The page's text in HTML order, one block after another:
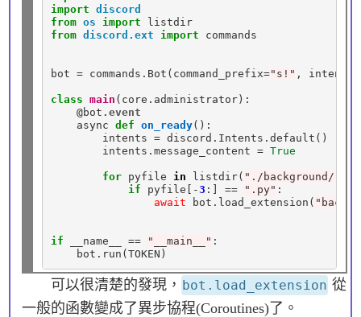
import discord
from os import
listdir
from discord.ext import commands
bot = commands . Bot(command_prefix="s!" , intents
class main (core . administrator):
@bot .event
    async
def on_ready():
        intents
= discord . Intents . default()
        intents
. message_content = True
for pyfile in listdir( "./background/"
if pyfile[ -3 :] == ".py" :
await bot . load_extension(
if __name__ == "__main__" :
    bot
.
可以很清楚的發現， bot.load_extension 從
一般的函數變成了異步協程(Coroutines)了。